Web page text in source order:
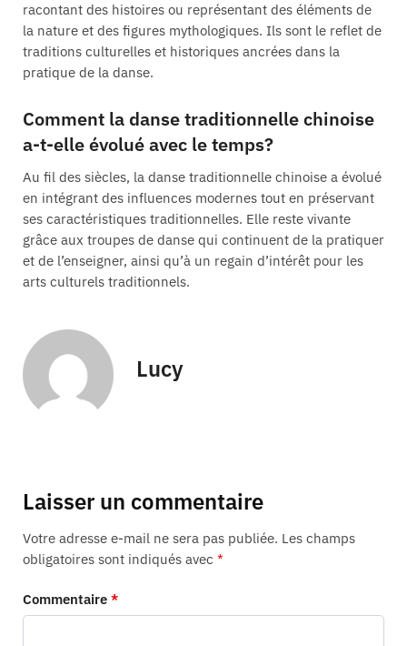
racontant des histoires ou représentant des éléments de
la nature et des figures mythologiques. Ils sont le reflet de
traditions culturelles et historiques ancrées dans la
pratique de la danse.
Comment la danse traditionnelle chinoise
a-t-elle évolué avec le temps?
Au fil des siècles, la danse traditionnelle chinoise a évolué
en intégrant des influences modernes tout en préservant
ses caractéristiques traditionnelles. Elle reste vivante
grâce aux troupes de danse qui continuent de la pratiquer
et de l’enseigner, ainsi qu’à un regain d’intérêt pour les
arts culturels traditionnels.
Lucy
Laisser un commentaire
Votre adresse e-mail ne sera pas publiée. Les champs
obligatoires sont indiqués avec *
Commentaire *